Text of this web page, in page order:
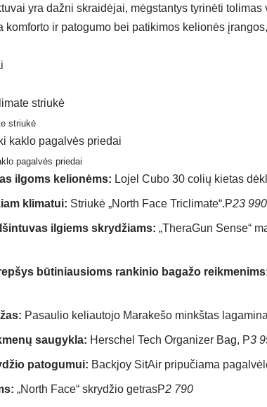
yra dažni skraidėjai, mėgstantys tyrinėti tolimas
ir patogumo bei patikimos kelionės
striukė
pagalvės priedai
ilgoms kelionėms: Lojel Cubo 30 colių kietas
klimatui: Striukė „North Face Triclimate“.P23 990
ilgiems skrydžiams: „TheraGun Sense“
būtiniausioms rankinio bagažo
Pasaulio keliautojo Marakešo minkštas
saugykla: Herschel Tech Organizer Bag, P3
patogumui: Backjoy SitAir pripučiama
„North Face“ skrydžio getrasP2 790